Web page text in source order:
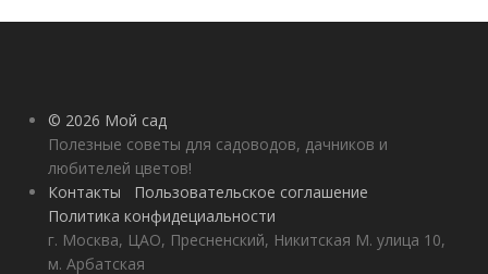
используются для
© 2026 Мой сад
Полезные советы для садоводов, дачников и
любителей цветов!
Контакты
Пользовательское соглашение
Политика конфидециальности
г. Москва, ЦАО, Пресненский, Никитская М. улица 10,
м. Арбатская